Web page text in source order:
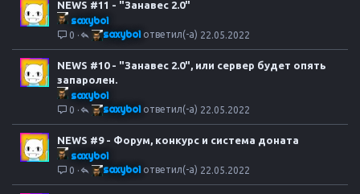
NEWS #11 - "Занавес 2.0"
saxyboi
0 22.05.2022
saxyboi
NEWS #10 - "Занавес 2.0", или сервер будет опять
запаролен.
saxyboi
0 22.05.2022
saxyboi
NEWS #9 - Форум, конкурс и система доната
saxyboi
0 22.05.2022
saxyboi